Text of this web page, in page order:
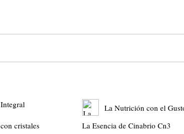
cristales
La Nutrición con el
La Esencia de Cinabrio Cn3